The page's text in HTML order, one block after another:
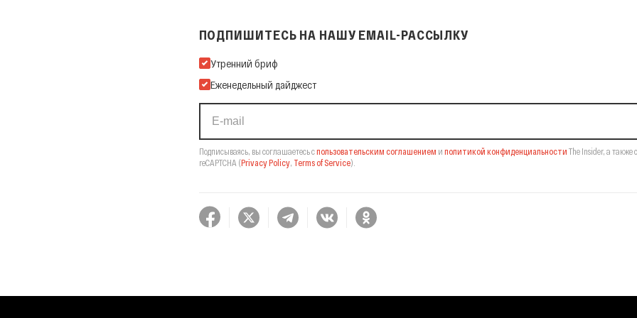
ПОДПИШИТЕСЬ НА НАШУ EMAIL-РАССЫЛКУ
Подпишитесь на нашу Email-рассылку
Утренний бриф
Еженедельный дайджест
Подписываясь, вы соглашаетесь спользовательским соглашением и политикой конфиденциальности The Insider, а также
reCAPTCHA (Privacy Policy, Terms of Service).